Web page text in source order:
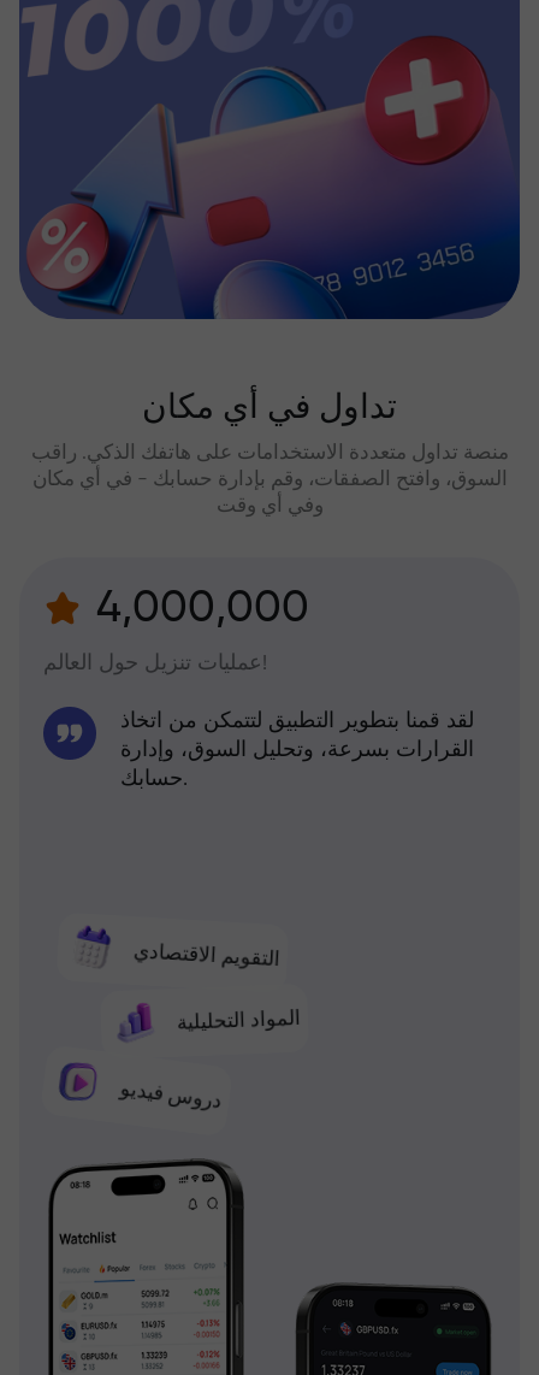
تداول في أي مكان
منصة تداول متعددة الاستخدامات على هاتفك الذكي. راقب
السوق، وافتح الصفقات، وقم بإدارة حسابك - في أي مكان
وفي أي وقت
4,000,000
عمليات تنزيل حول العالم!
التقويم الاقتصادي
المواد التحليلية
دروس فيديو
لقد قمنا بتطوير التطبيق لتتمكن من اتخاذ
القرارات بسرعة، وتحليل السوق، وإدارة
حسابك.